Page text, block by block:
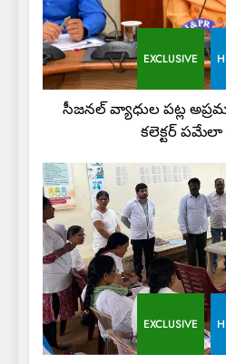
EXCLUSIVE
సీజనల్ వ్యాధుల పట్ల
కలెక్టర్
EXCLUSIVE